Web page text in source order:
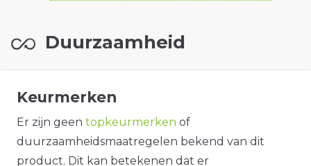
Duurzaamheid
Keurmerken
Er zijn geen topkeurmerken of
duurzaamheidsmaatregelen bekend van dit
product. Dit kan betekenen dat er